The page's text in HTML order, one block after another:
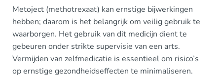
Metoject (methotrexaat) kan ernstige bijwerkingen
hebben; daarom is het belangrijk om veilig gebruik te
waarborgen. Het gebruik van dit medicijn dient te
gebeuren onder strikte supervisie van een arts.
Vermijden van zelfmedicatie is essentieel om risico’s
op ernstige gezondheidseffecten te minimaliseren.